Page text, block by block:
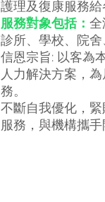
護理及復康服務給
服務對象包括： 全
診所、學校、院舍
信恩宗旨: 以客為
人力解決方案，
務。
不斷自我優化，
服務，與機構攜手